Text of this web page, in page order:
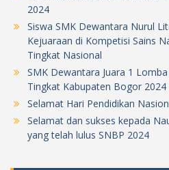
2024
Siswa SMK Dewantara Nurul
Kejuaraan di Kompetisi Sains
Tingkat Nasional
SMK Dewantara Juara 1
Tingkat Kabupaten Bogor 2024
Selamat Hari Pendidikan
Selamat dan sukses kepada
yang telah lulus SNBP 2024